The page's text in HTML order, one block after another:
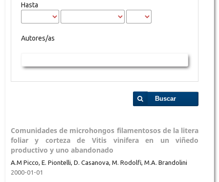
Hasta
Autores/as
Buscar
Comunidades de microhongos filamentosos de la litera
foliar y corteza de Vitis vinifera en un viñedo
productivo y uno abandonado
A.M Picco, E. Piontelli, D. Casanova, M. Rodolfi, M.A. Brandolini
2000-01-01